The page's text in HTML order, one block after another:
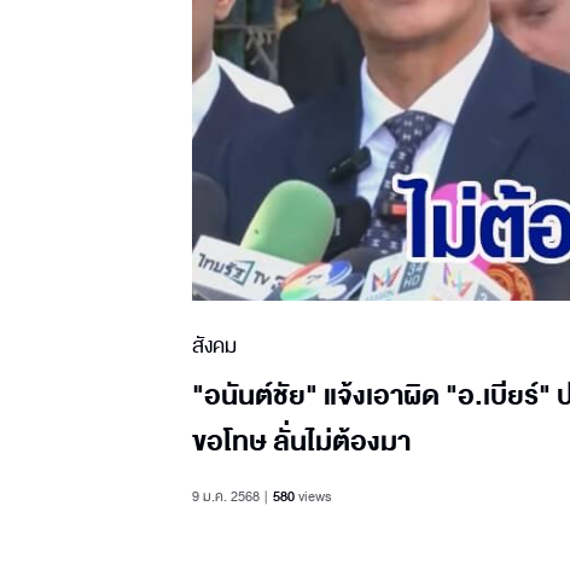
สังคม
"อนันต์ชัย" แจ้งเอาผิด "อ.เบียร์
ขอโทษ ลั่นไม่ต้องมา
9 ม.ค. 2568 580views